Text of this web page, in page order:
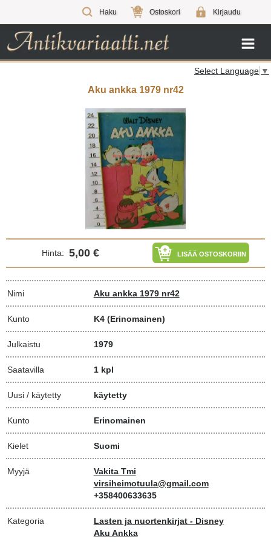
Haku 0 Ostoskori Kirjaudu
Select Language ▼
Aku ankka 1979 nr42
Hinta: 5,00 € LISÄÄ OSTOSKORIIN
Nimi Aku ankka 1979 nr42
Kunto K4 (Erinomainen)
Julkaistu 1979
Saatavilla 1 kpl
Uusi / käytetty käytetty
Kunto Erinomainen
Kielet Suomi
Myyjä
Vakita Tmi
virsiheimotuula@gmail.com
+358400633635
Kategoria
Lasten ja nuortenkirjat - Disney
Aku Ankka